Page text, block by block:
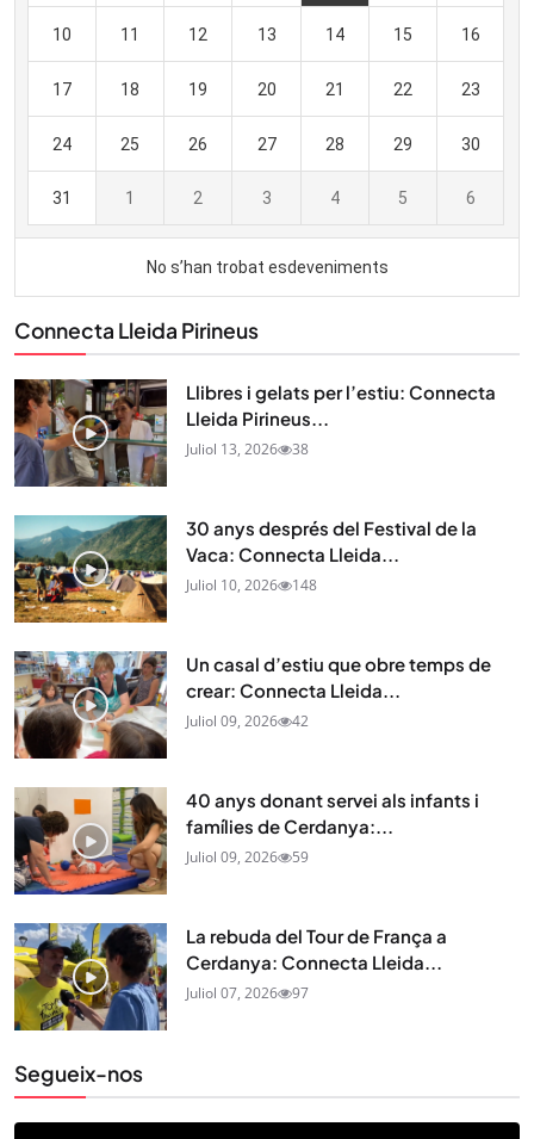
Connecta Lleida Pirineus
Llibres i gelats per l’estiu: Connecta
Lleida Pirineus...
Juliol 13, 2026 38
30 anys després del Festival de la
Vaca: Connecta Lleida...
Juliol 10, 2026 148
Un casal d’estiu que obre temps de
crear: Connecta Lleida...
Juliol 09, 2026 42
40 anys donant servei als infants i
famílies de Cerdanya:...
Juliol 09, 2026 59
La rebuda del Tour de França a
Cerdanya: Connecta Lleida...
Juliol 07, 2026 97
Segueix-nos